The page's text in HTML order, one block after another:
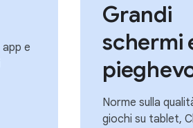
e
Grandi
schermi
Norme sulla
giochi su tablet,